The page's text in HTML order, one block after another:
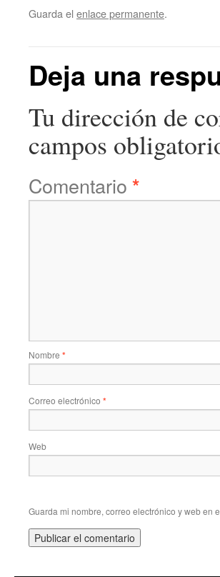
Guarda el enlace permanente.
Deja una
Tu dirección de
campos
Comentario *
Nombre *
Correo electrónico *
Web
Guarda mi nombre, correo electrónico y web en